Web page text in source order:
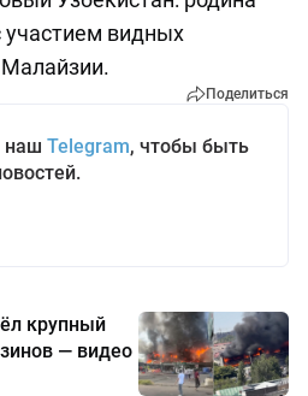
участием видных
Поделиться
наш Telegram, чтобы быть
крупный
— видео